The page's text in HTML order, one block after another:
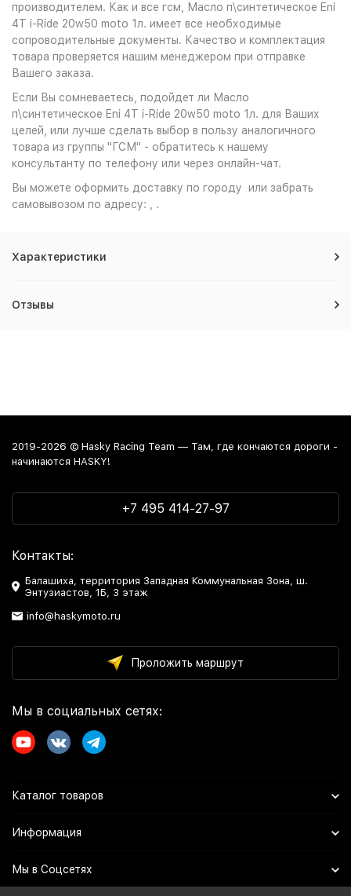
производителем. Как и все гсм, Масло п\синтетическое Eni
4T i-Ride 20w50 moto 1л. имеет все необходимые
сопроводительные документы. Качество и комплектация
товара проверяется нашим менеджером при отправке
Вашего заказа.
Если Вы сомневаетесь, подойдет ли Масло
п\синтетическое Eni 4T i-Ride 20w50 moto 1л. для Ваших
целей, или лучше сделать выбор в пользу аналогичного
товара из группы "ГСМ" - обратитесь к нашему
консультанту по телефону или через онлайн-чат.
Вы можете оформить доставку по городу или забрать
самовывозом по адресу: , .
Характеристики
Отзывы
2019-2026 © Hasky Racing Team — Там, где кончаются дороги -
начинаются HASKY!
+7 495 414-27-97
Контакты:
Балашиха, территория Западная Коммунальная Зона, ш.
Энтузиастов, 1Б, 3 этаж
info@haskymoto.ru
Проложить маршрут
Мы в социальных сетях:
Каталог товаров
Информация
Мы в Соцсетях